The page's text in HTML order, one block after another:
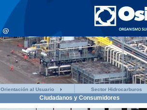
Orientación al Usuario Sector Hidrocarburos
Ciudadanos y Consumidores